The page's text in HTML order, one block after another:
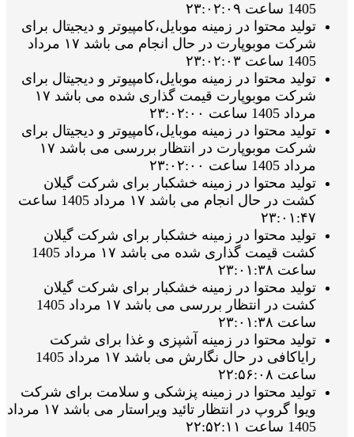
1405 ساعت ۲۳:۰۲:۰۹
تولید محتوا در زمینه موبایل،کامپیوتر و دیجیتال برای
شرکت موبوپارت در حال انجام می باشد ۱۷ مرداد
1405 ساعت ۲۳:۰۲:۰۳
تولید محتوا در زمینه موبایل،کامپیوتر و دیجیتال برای
شرکت موبوپارت قیمت گذاری شده می باشد ۱۷
مرداد 1405 ساعت ۲۳:۰۲:۰۰
تولید محتوا در زمینه موبایل،کامپیوتر و دیجیتال برای
شرکت موبوپارت در انتظار بررسی می باشد ۱۷
مرداد 1405 ساعت ۲۳:۰۲:۰۰
تولید محتوا در زمینه خشکبار برای شرکت گیلان
کشت در حال انجام می باشد ۱۷ مرداد 1405 ساعت
۲۳:۰۱:۴۷
تولید محتوا در زمینه خشکبار برای شرکت گیلان
کشت قیمت گذاری شده می باشد ۱۷ مرداد 1405
ساعت ۲۳:۰۱:۳۸
تولید محتوا در زمینه خشکبار برای شرکت گیلان
کشت در انتظار بررسی می باشد ۱۷ مرداد 1405
ساعت ۲۳:۰۱:۳۸
تولید محتوا در زمینه آشپزی و غذا برای شرکت
رایاکافی در حال نگارش می باشد ۱۷ مرداد 1405
ساعت ۲۲:۵۶:۰۸
تولید محتوا در زمینه پزشکی و سلامت برای شرکت
ویوا گروپ در انتظار تائید ویراستار می باشد ۱۷ مرداد
1405 ساعت ۲۲:۵۲:۱۱